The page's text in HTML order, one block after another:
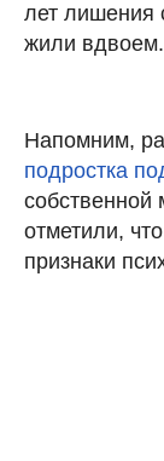
лет лишения
жили вдвоем.
Напомним,
подростка
отметили,
признаки